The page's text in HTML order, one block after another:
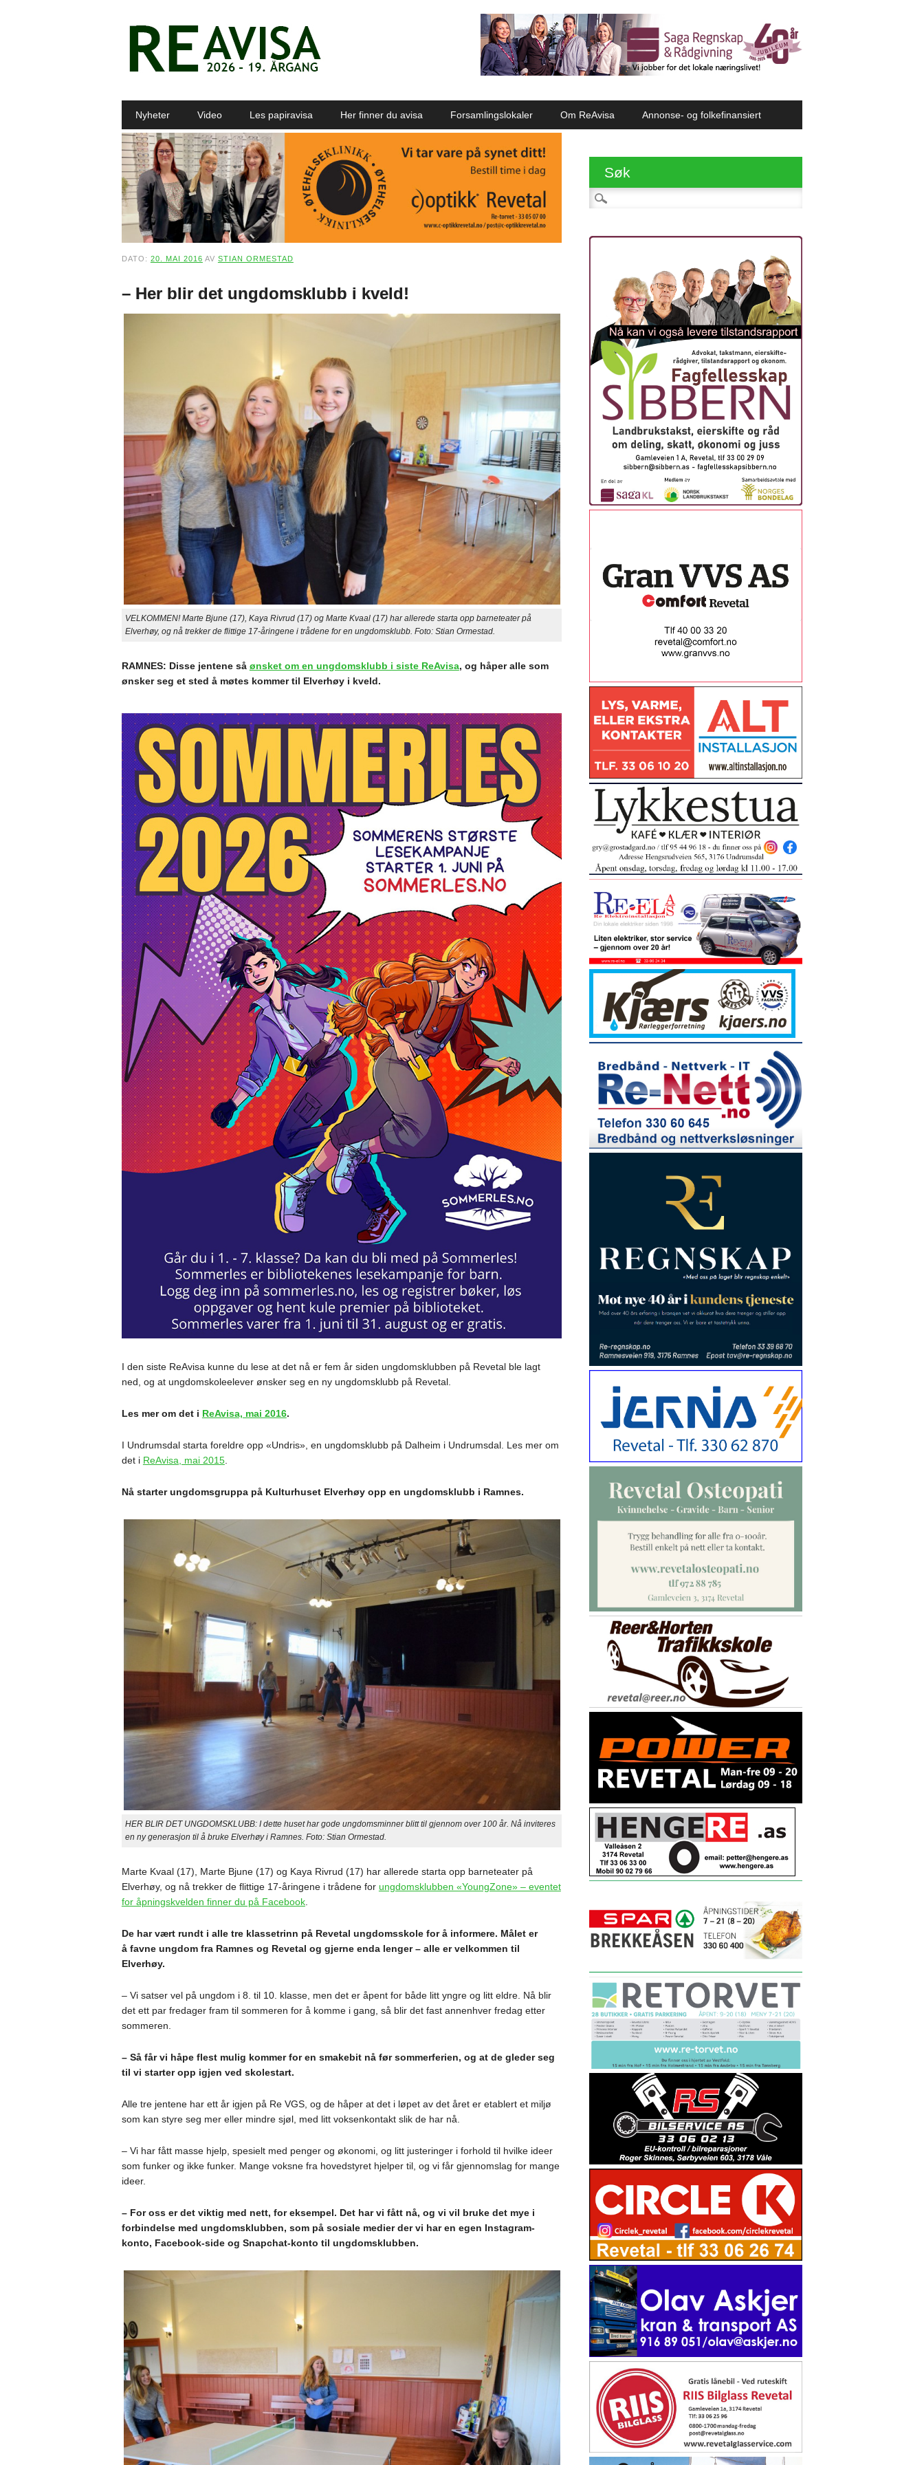
Main menu
Nyheter Video Les papiravisa Her finner du avisa Forsamlingslokaler Om ReAvisa Annonse- og folkefinansiert
DATO: 20. MAI 2016 AV STIAN ORMESTAD
– Her blir det ungdomsklubb i kveld!
VELKOMMEN! Marte Bjune (17), Kaya Rivrud (17) og Marte Kvaal (17) har allerede starta opp barneteater på
Elverhøy, og nå trekker de flittige 17-åringene i trådene for en ungdomsklubb. Foto: Stian Ormestad.
RAMNES: Disse jentene så ønsket om en ungdomsklubb i siste ReAvisa, og håper alle som
ønsker seg et sted å møtes kommer til Elverhøy i kveld.
I den siste ReAvisa kunne du lese at det nå er fem år siden ungdomsklubben på Revetal ble lagt
ned, og at ungdomskoleelever ønsker seg en ny ungdomsklubb på Revetal.
Les mer om det i ReAvisa, mai 2016.
I Undrumsdal starta foreldre opp «Undris», en ungdomsklubb på Dalheim i Undrumsdal. Les mer om
det i ReAvisa, mai 2015.
Nå starter ungdomsgruppa på Kulturhuset Elverhøy opp en ungdomsklubb i Ramnes.
HER BLIR DET UNGDOMSKLUBB: I dette huset har gode ungdomsminner blitt til gjennom over 100 år. Nå inviteres
en ny generasjon til å bruke Elverhøy i Ramnes. Foto: Stian Ormestad.
Marte Kvaal (17), Marte Bjune (17) og Kaya Rivrud (17) har allerede starta opp barneteater på
Elverhøy, og nå trekker de flittige 17-åringene i trådene for ungdomsklubben «YoungZone» – eventet
for åpningskvelden finner du på Facebook.
De har vært rundt i alle tre klassetrinn på Revetal ungdomsskole for å informere. Målet er
å favne ungdom fra Ramnes og Revetal og gjerne enda lenger – alle er velkommen til
Elverhøy.
– Vi satser vel på ungdom i 8. til 10. klasse, men det er åpent for både litt yngre og litt eldre. Nå blir
det ett par fredager fram til sommeren for å komme i gang, så blir det fast annenhver fredag etter
sommeren.
– Så får vi håpe flest mulig kommer for en smakebit nå før sommerferien, og at de gleder seg
til vi starter opp igjen ved skolestart.
Alle tre jentene har ett år igjen på Re VGS, og de håper at det i løpet av det året er etablert et miljø
som kan styre seg mer eller mindre sjøl, med litt voksenkontakt slik de har nå.
– Vi har fått masse hjelp, spesielt med penger og økonomi, og litt justeringer i forhold til hvilke ideer
som funker og ikke funker. Mange voksne fra hovedstyret hjelper til, og vi får gjennomslag for mange
ideer.
– For oss er det viktig med nett, for eksempel. Det har vi fått nå, og vi vil bruke det mye i
forbindelse med ungdomsklubben, som på sosiale medier der vi har en egen Instagram-
konto, Facebook-side og Snapchat-konto til ungdomsklubben.
Søk
Søk etter: